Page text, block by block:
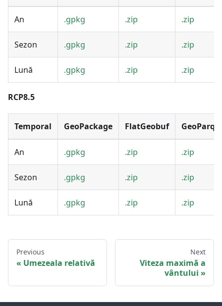
An .gpkg .zip .zip
Sezon .gpkg .zip .zip
Lună .gpkg .zip .zip
RCP8.5
Temporal GeoPackage FlatGeobuf
An .gpkg .zip .zip
Sezon .gpkg .zip .zip
Lună .gpkg .zip .zip
Previous
Umezeala relativă
Next
Viteza maximă a
vântului